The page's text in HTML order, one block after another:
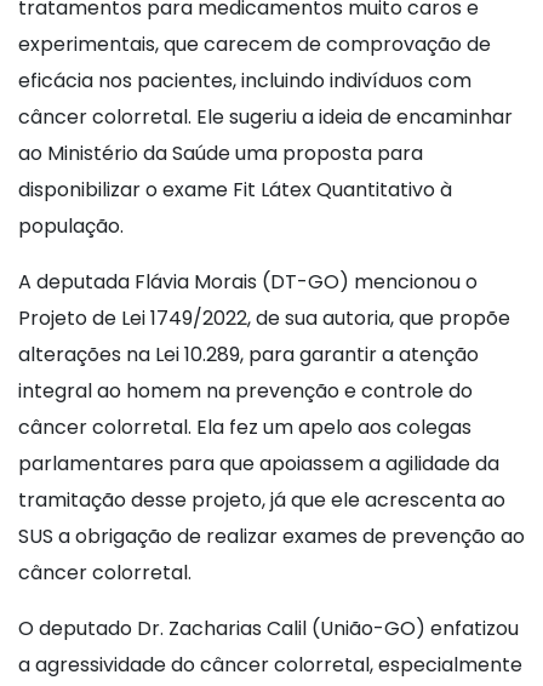
tratamentos para medicamentos muito caros e
experimentais, que carecem de comprovação de
eficácia nos pacientes, incluindo indivíduos com
câncer colorretal. Ele sugeriu a ideia de encaminhar
ao Ministério da Saúde uma proposta para
disponibilizar o exame Fit Látex Quantitativo à
população.
A deputada Flávia Morais (DT-GO) mencionou o
Projeto de Lei 1749/2022, de sua autoria, que propõe
alterações na Lei 10.289, para garantir a atenção
integral ao homem na prevenção e controle do
câncer colorretal. Ela fez um apelo aos colegas
parlamentares para que apoiassem a agilidade da
tramitação desse projeto, já que ele acrescenta ao
SUS a obrigação de realizar exames de prevenção ao
câncer colorretal.
O deputado Dr. Zacharias Calil (União-GO) enfatizou
a agressividade do câncer colorretal, especialmente